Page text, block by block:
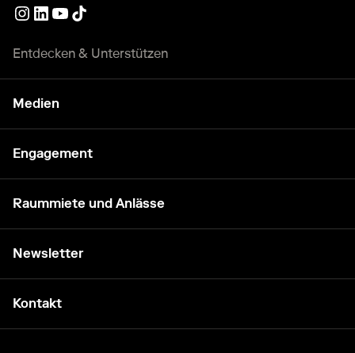
Externer Link
Externer Link
Externer Link
Externer Link
Entdecken & Unterstützen
Medien
Engagement
Raummiete und Anlässe
Newsletter
Kontakt